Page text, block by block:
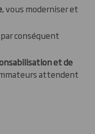
, vous moderniser et
conséquent
et de
attendent